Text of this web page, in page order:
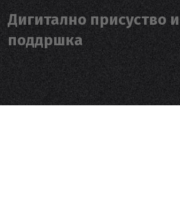
Дигитално присуство и
поддршка